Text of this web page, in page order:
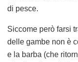
di pesce.
Siccome però farsi
delle gambe non è
e la barba (che